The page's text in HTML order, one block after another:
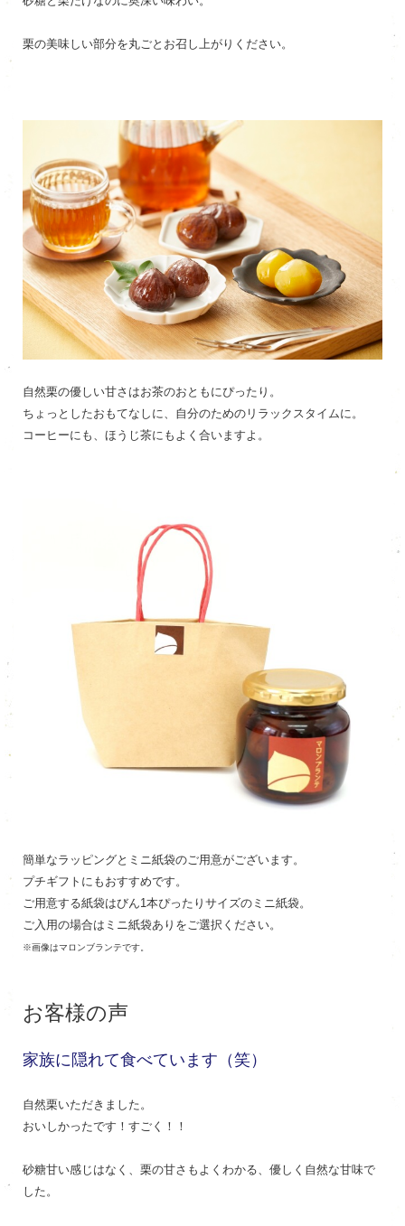
栗の美味しい部分を丸ごとお召し上がりください。
自然栗の優しい甘さはお茶のおともにぴったり。
ちょっとしたおもてなしに、自分のためのリラックスタイムに。
コーヒーにも、ほうじ茶にもよく合いますよ。
簡単なラッピングとミニ紙袋のご用意がございます。
プチギフトにもおすすめです。
ご用意する紙袋はびん1本ぴったりサイズのミニ紙袋。
ご入用の場合はミニ紙袋ありをご選択ください。
※画像はマロンブランテです。
お客様の声
家族に隠れて食べています（笑）
自然栗いただきました。
おいしかったです！すごく！！
砂糖甘い感じはなく、栗の甘さもよくわかる、優しく自然な甘味で
した。